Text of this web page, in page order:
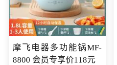
摩飞电器多功能锅MF-
8800 会员专享价118元